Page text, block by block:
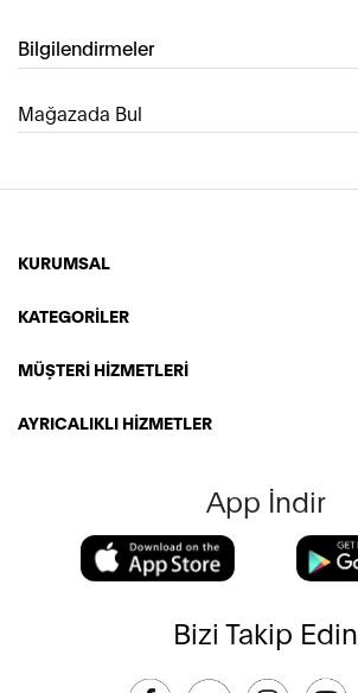
Bilgilendirmeler
Mağazada Bul
KURUMSAL
KATEGORİLER
MÜŞTERİ HİZMETLERİ
AYRICALIKLI HİZMETLER
App İndir
Bizi Takip Edin